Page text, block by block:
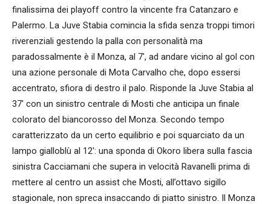
finalissima dei playoff contro la vincente fra Catanzaro e
Palermo. La Juve Stabia comincia la sfida senza troppi timori
riverenziali gestendo la palla con personalità ma
paradossalmente è il Monza, al 7′, ad andare vicino al gol con
una azione personale di Mota Carvalho che, dopo essersi
accentrato, sfiora di destro il palo. Risponde la Juve Stabia al
37′ con un sinistro centrale di Mosti che anticipa un finale
colorato del biancorosso del Monza. Secondo tempo
caratterizzato da un certo equilibrio e poi squarciato da un
lampo gialloblù al 12′: una sponda di Okoro libera sulla fascia
sinistra Cacciamani che supera in velocità Ravanelli prima di
mettere al centro un assist che Mosti, all’ottavo sigillo
stagionale, non spreca insaccando di piatto sinistro. Il Monza